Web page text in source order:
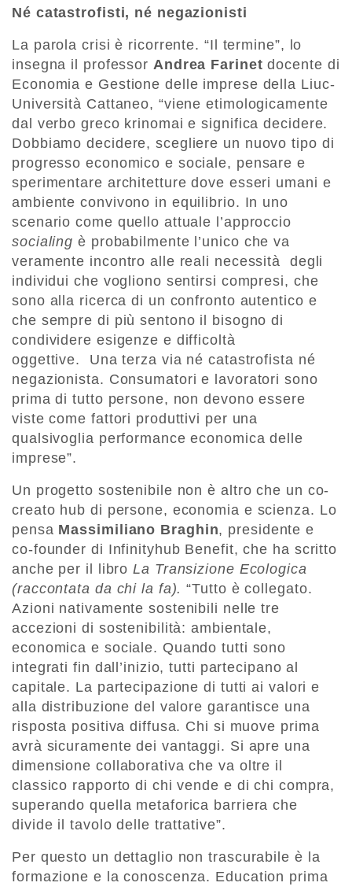
Né catastrofisti, né negazionisti
La parola crisi è ricorrente. “Il termine”, lo
insegna il professor Andrea Farinet docente di
Economia e Gestione delle imprese della Liuc-
Università Cattaneo, “viene etimologicamente
dal verbo greco krinomai e significa decidere.
Dobbiamo decidere, scegliere un nuovo tipo di
progresso economico e sociale, pensare e
sperimentare architetture dove esseri umani e
ambiente convivono in equilibrio. In uno
scenario come quello attuale l’approccio
socialing è probabilmente l’unico che va
veramente incontro alle reali necessità degli
individui che vogliono sentirsi compresi, che
sono alla ricerca di un confronto autentico e
che sempre di più sentono il bisogno di
condividere esigenze e difficoltà
oggettive. Una terza via né catastrofista né
negazionista. Consumatori e lavoratori sono
prima di tutto persone, non devono essere
viste come fattori produttivi per una
qualsivoglia performance economica delle
imprese”.
Un progetto sostenibile non è altro che un co-
creato hub di persone, economia e scienza. Lo
pensa Massimiliano Braghin, presidente e
co-founder di Infinityhub Benefit, che ha scritto
anche per il libroLa Transizione Ecologica
(raccontata da chi la fa). “Tutto è collegato.
Azioni nativamente sostenibili nelle tre
accezioni di sostenibilità: ambientale,
economica e sociale. Quando tutti sono
integrati fin dall’inizio, tutti partecipano al
capitale. La partecipazione di tutti ai valori e
alla distribuzione del valore garantisce una
risposta positiva diffusa. Chi si muove prima
avrà sicuramente dei vantaggi. Si apre una
dimensione collaborativa che va oltre il
classico rapporto di chi vende e di chi compra,
superando quella metaforica barriera che
divide il tavolo delle trattative”.
Per questo un dettaglio non trascurabile è la
formazione e la conoscenza. Education prima